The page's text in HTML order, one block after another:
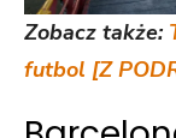
Zobacz także:
futbol [Z